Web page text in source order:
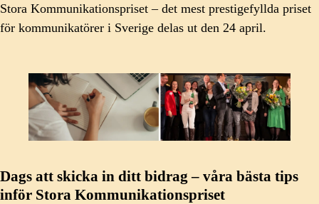
Stora Kommunikationspriset – det mest prestigefyllda priset
för kommunikatörer i Sverige delas ut den 24 april.
Dags att skicka in ditt bidrag – våra bästa tips
inför Stora Kommunikationspriset